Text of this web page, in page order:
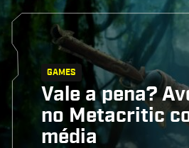
GAMES
Vale a pena?
no Metacritic
média